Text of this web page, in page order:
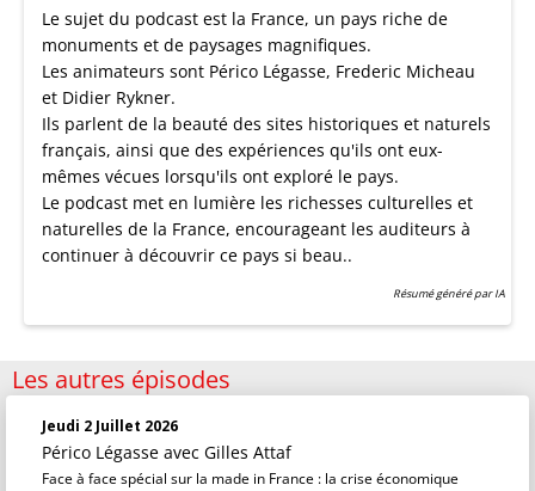
Le sujet du podcast est la France, un pays riche de
monuments et de paysages magnifiques.
Les animateurs sont Périco Légasse, Frederic Micheau
et Didier Rykner.
Ils parlent de la beauté des sites historiques et naturels
français, ainsi que des expériences qu'ils ont eux-
mêmes vécues lorsqu'ils ont exploré le pays.
Le podcast met en lumière les richesses culturelles et
naturelles de la France, encourageant les auditeurs à
continuer à découvrir ce pays si beau..
Résumé généré par IA
Les autres épisodes
Jeudi 2 Juillet 2026
Périco Légasse avec Gilles Attaf
Face à face spécial sur la made in France : la crise économique